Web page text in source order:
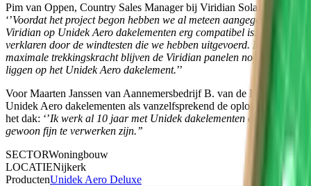
Pim van Oppen, Country Sales Manager bij Viridian Solar vertelt:
‘’Voordat het project begon hebben we al meteen aangegeven dat
Viridian op Unidek Aero dakelementen erg compatibel is. Dit is te
verklaren door de windtesten die we hebben uitgevoerd. Met een
maximale trekkingskracht blijven de Viridian panelen nog steeds
liggen op het Unidek Aero dakelement.’’
Voor Maarten Janssen van Aannemersbedrijf B. van de Krol zijn de
Unidek Aero dakelementen als vanzelfsprekend de oplossing voor
het dak: ‘’Ik werk al 10 jaar met Unidek dakelementen omdat ze
gewoon fijn te verwerken zijn.’’
SECTORWoningbouw
LOCATIENijkerk
ProductenUnidek Aero Deluxe